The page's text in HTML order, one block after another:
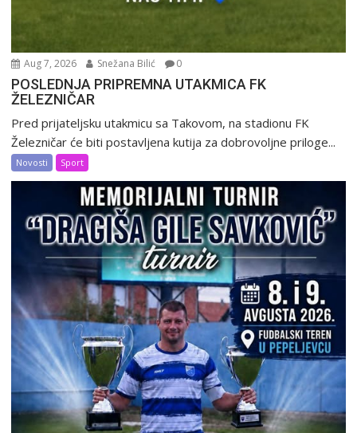
Aug 7, 2026 Snežana Bilić 0
POSLEDNJA PRIPREMNA UTAKMICA FK
ŽELEZNIČAR
Pred prijateljsku utakmicu sa Takovom, na stadionu FK
Železničar će biti postavljena kutija za dobrovoljne priloge...
Novosti Sport